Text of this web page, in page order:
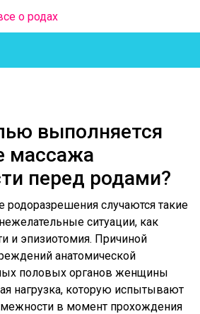
выполняется
массажа
перед родами?
родоразрешения случаются такие
ситуации, как
и эпизиотомия. Причиной
анатомической
половых органов женщины
нагрузка, которую испытывают
в момент прохождения